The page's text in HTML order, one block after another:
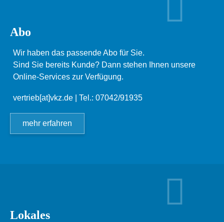
Abo
Wir haben das passende Abo für Sie.
Sind Sie bereits Kunde? Dann stehen Ihnen unsere
Online-Services zur Verfügung.
vertrieb[at]vkz.de | Tel.: 07042/91935
mehr erfahren
Lokales